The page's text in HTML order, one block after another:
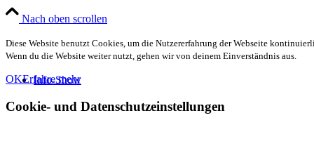
Info-Show
Nach oben scrollen
Diese Website benutzt Cookies, um die Nutzererfahrung der Webseite
Wenn du die Website weiter nutzt, gehen wir von deinem Einverständnis aus.
OKErfahre mehr
Cookie- und Datenschutzeinstellungen